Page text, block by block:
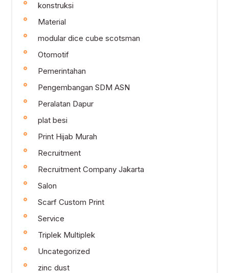
konstruksi
Material
modular dice cube scotsman
Otomotif
Pemerintahan
Pengembangan SDM ASN
Peralatan Dapur
plat besi
Print Hijab Murah
Recruitment
Recruitment Company Jakarta
Salon
Scarf Custom Print
Service
Triplek Multiplek
Uncategorized
zinc dust